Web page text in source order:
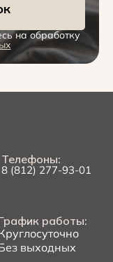
на обработку
Телефоны:
8 (812) 277-93-01
работы:
выходных